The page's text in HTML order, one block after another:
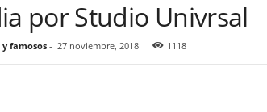
por Studio Univrsal
famosos- 27 noviembre, 2018 1118